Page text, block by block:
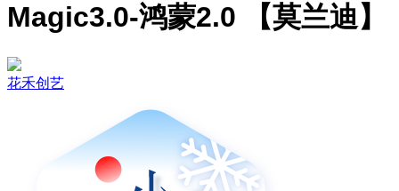
Magic3.0-鸿蒙2.0 【莫兰迪】
花禾创艺